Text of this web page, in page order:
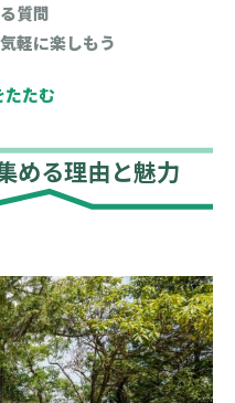
質問
軽に楽しもう
める理由と魅力